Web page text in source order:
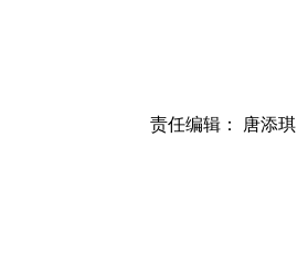
责任编辑： 唐添琪